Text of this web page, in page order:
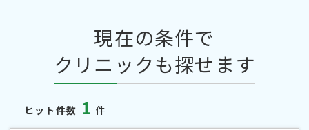
現在の条件で
クリニックも探せます
ヒット件数 1 件